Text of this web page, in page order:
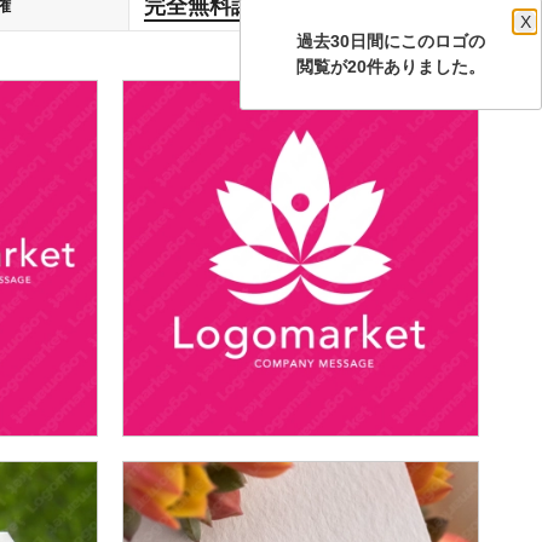
過去30日間にこのロゴの
X
閲覧が20件ありました。